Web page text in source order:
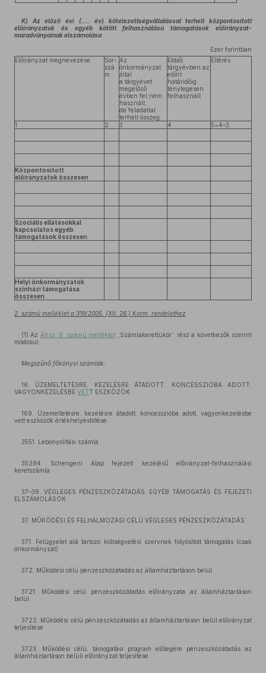
K) Az előző évi (..... év) kötelezettségvállalással terhelt központosított
előirányzatok és egyéb kötött felhasználású támogatások előirányzat-
maradványainak elszámolása
Ezer forintban
Előirányzat megnevezése
Sor-
szá
m
Az
önkormányzat
által
a tárgyévet
megelőző
évben fel nem
használt,
de feladattal
terhelt összeg
Ebből
tárgyévben az
előírt
határidőig
ténylegesen
felhasznált
Eltérés
1 2 3 4 5=4–3
Központosított
előirányzatok összesen
Szociális ellátásokkal
kapcsolatos egyéb
támogatások összesen
Helyi önkormányzatok
színházi támogatása
összesen
2. számú melléklet a 319/2005. (XII. 26.) Korm. rendelethez
(1) Az Áhsz. 9. számú melléklet „Számlakerettükör” rész a következők szerint
módosul:
Megszűnő főkönyvi számlák:
16. ÜZEMELTETÉSRE, KEZELÉSRE ÁTADOTT, KONCESSZIÓBA ADOTT,
VAGYONKEZELÉSBE VETT ESZKÖZÖK
169. Üzemeltetésre, kezelésre átadott, koncesszióba adott, vagyonkezelésbe
vett eszközök értékhelyesbítése
3551. Lebonyolítási számla
35284. Schengeni Alap fejezeti kezelésű előirányzat-felhasználási
keretszámla
37–38. VÉGLEGES PÉNZESZKÖZÁTADÁS, EGYÉB TÁMOGATÁS ÉS FEJEZETI
ELSZÁMOLÁSOK
37. MŰKÖDÉSI ÉS FELHALMOZÁSI CÉLÚ VÉGLEGES PÉNZESZKÖZÁTADÁS
371. Felügyelet alá tartozó költségvetési szervnek folyósított támogatás (csak
önkormányzat)
372. Működési célú pénzeszközátadás az államháztartáson belül
3721. Működési célú pénzeszközátadás előirányzata az államháztartáson
belül
3722. Működési célú pénzeszközátadás az államháztartáson belül előirányzat
teljesítése
3723. Működési célú, támogatási program előlegére pénzeszközátadás az
államháztartáson belüli előirányzat teljesítése